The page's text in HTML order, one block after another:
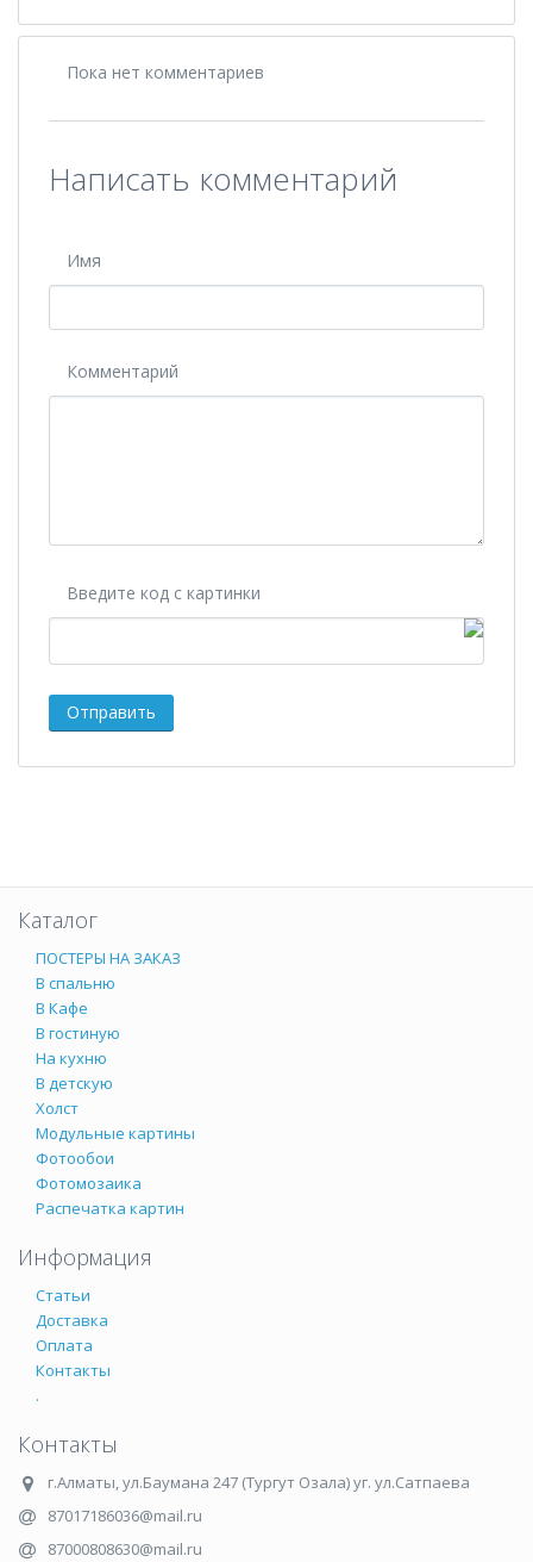
Пока нет комментариев
Написать комментарий
Имя
Комментарий
Введите код с картинки
Каталог
ПОСТЕРЫ НА ЗАКАЗ
В спальню
В Кафе
В гостиную
На кухню
В детскую
Холст
Модульные картины
Фотообои
Фотомозаика
Распечатка картин
Информация
Статьи
Доставка
Оплата
Контакты
.
Контакты
г.Алматы,ул.Баумана 247 (Тургут Озала) уг. ул.Сатпаева
87017186036@mail.ru
87000808630@mail.ru